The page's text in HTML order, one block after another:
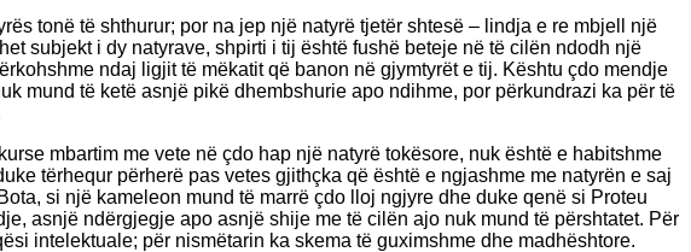
tonë të shthurur; por na jep një natyrë tjetër shtesë – lindja e re mbjell një
subjekt i dy natyrave, shpirti i tij është fushë beteje në të cilën ndodh një
ndaj ligjit të mëkatit që banon në gjymtyrët e tij. Kështu çdo mendje
mund të ketë asnjë pikë dhembshurie apo ndihme, por përkundrazi ka për të
mbartim me vete në çdo hap një natyrë tokësore, nuk është e habitshme
tërhequr përherë pas vetes gjithçka që është e ngjashme me natyrën e saj
si një kameleon mund të marrë çdo lloj ngjyre dhe duke qenë si Proteu
asnjë ndërgjegje apo asnjë shije me të cilën ajo nuk mund të përshtatet. Për
intelektuale; për nismëtarin ka skema të guximshme dhe madhështore.